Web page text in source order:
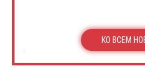
КО ВСЕМ